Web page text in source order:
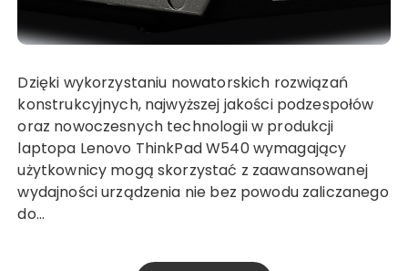
Dzięki wykorzystaniu nowatorskich rozwiązań
konstrukcyjnych, najwyższej jakości podzespołów
oraz nowoczesnych technologii w produkcji
laptopa Lenovo ThinkPad W540 wymagający
użytkownicy mogą skorzystać z zaawansowanej
wydajności urządzenia nie bez powodu zaliczanego
do…